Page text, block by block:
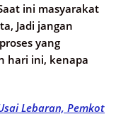
ini masyarakat
Jadi jangan
yang
hari ini, kenapa
Lebaran, Pemkot